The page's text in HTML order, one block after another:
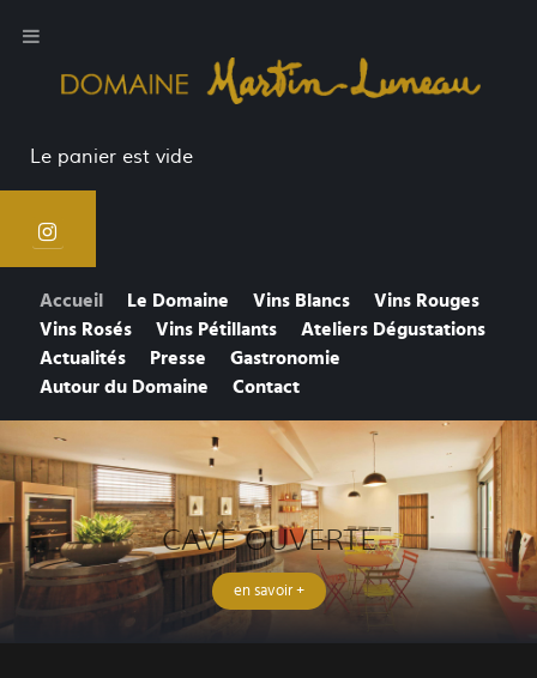
Le panier est vide
Accueil Le Domaine Vins Blancs
Vins Rouges
Vins Rosés
Vins Pétillants
Ateliers Dégustations
Actualités
Presse
Gastronomie
Autour du Domaine
Contact
CAVE OUVERTE
en savoir +